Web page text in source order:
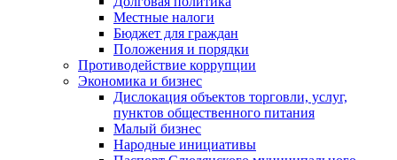
Местные налоги
Бюджет для граждан
Положения и порядки
Противодействие коррупции
Экономика и бизнес
Дислокация объектов торговли, услуг,
пунктов общественного питания
Малый бизнес
Народные инициативы